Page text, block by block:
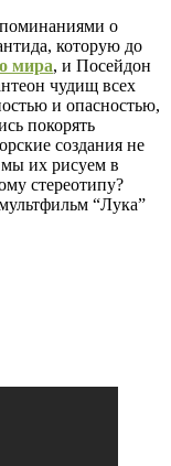
о
которую до
мира, и Посейдон
чудищ всех
и опасностью,
покорять
создания не
их рисуем в
стереотипу?
“Лука”